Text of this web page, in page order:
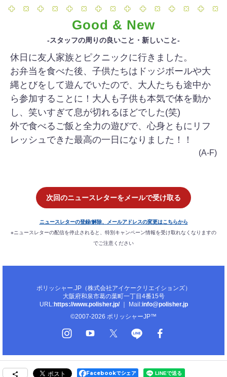
Good & New
-スタッフの周りの良いこと・新しいこと-
休日に友人家族とピクニックに行きました。
お弁当を食べた後、子供たちはドッジボールや大
縄とびをして遊んでいたので、大人たちも途中か
ら参加することに！大人も子供も本気で体を動か
し、笑いすぎて息が切れるほどでした(笑)
外で食べるご飯と全力の遊びで、心身ともにリフ
レッシュできた最高の一日になりました！！
(A-F)
次回のニュースレターをメールで受け取る
ニュースレターの登録/解除、メールアドレスの変更はこちらから
※ニュースレターの配信を停止されると、特別キャンペーン情報を受け取れなくなりますの
でご注意ください
ポリッシャー.JP（株式会社アイケークリエイションズ）
大阪府和泉市葛の葉町一丁目4番15号
URL:https://www.polisher.jp/｜ Mail:info@polisher.jp
©2007-2026 ポリッシャーJP™
Facebookでシェア